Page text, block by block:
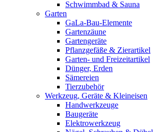
Schwimmbad & Sauna
Garten
GaLa-Bau-Elemente
Gartenzäune
Gartengeräte
Pflanzgefäße & Zierartikel
Garten- und Freizeitartikel
Dünger, Erden
Sämereien
Tierzubehör
Werkzeug, Geräte & Kleineisen
Handwerkzeuge
Baugeräte
Elektrowerkzeug